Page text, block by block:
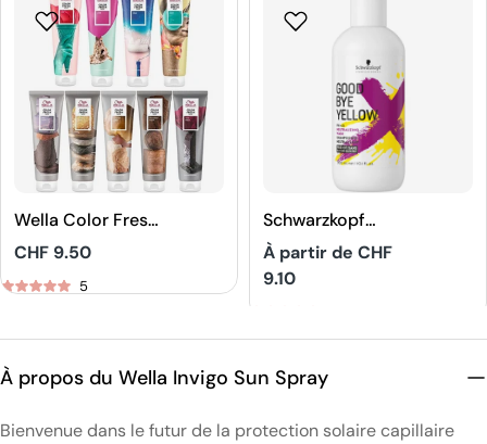
Wella Color Fresh
Depositing
Masque
Prix
CHF 9.50
5
Schwarzkopf
Professional
Goodbye Yellow
Shampooing
Prix
À partir de CHF
9.10
À propos du Wella Invigo Sun Spray
Bienvenue dans le futur de la protection solaire capillaire